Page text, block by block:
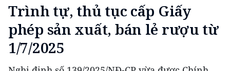
Trình tự, thủ tục cấp Giấy
phép sản xuất, bán lẻ rượu từ
1/7/2025